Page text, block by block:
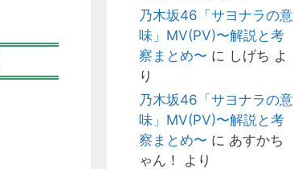
乃木坂46「サヨナラの意
味」MV(PV)〜解説と考
察まとめ〜 に しげち よ
り
乃木坂46「サヨナラの意
味」MV(PV)〜解説と考
察まとめ〜 に あすかち
ゃん！
より